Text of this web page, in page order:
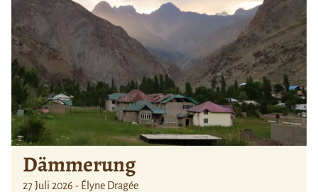
Dämmerung
27 Juli 2026 - Élyne Dragée